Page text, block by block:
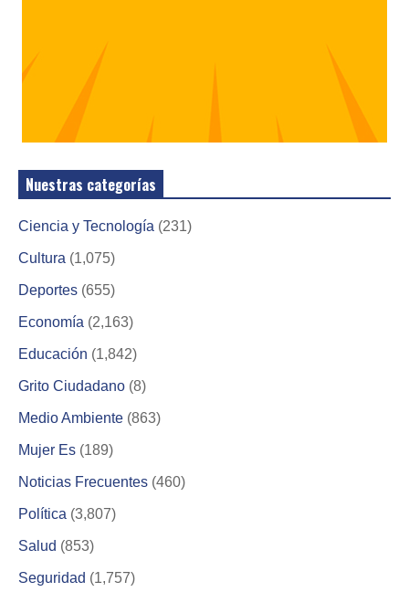
Nuestras categorías
Ciencia y Tecnología (231)
Cultura (1,075)
Deportes (655)
Economía (2,163)
Educación (1,842)
Grito Ciudadano (8)
Medio Ambiente (863)
Mujer Es (189)
Noticias Frecuentes (460)
Política (3,807)
Salud (853)
Seguridad (1,757)